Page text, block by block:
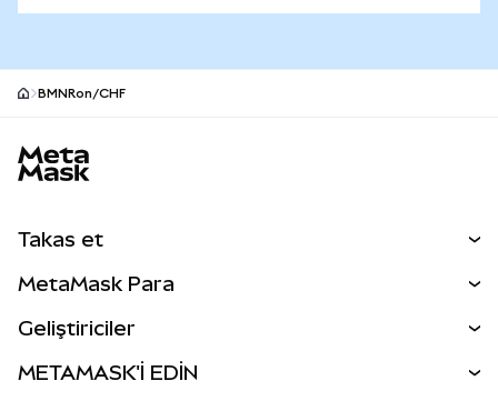
BMNRon/CHF
Takas et
Perps
RWA'lar
MetaMask Para
Geliştiriciler
METAMASK'İ EDİN